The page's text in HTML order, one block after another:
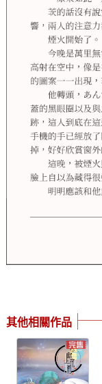
其他相關作品